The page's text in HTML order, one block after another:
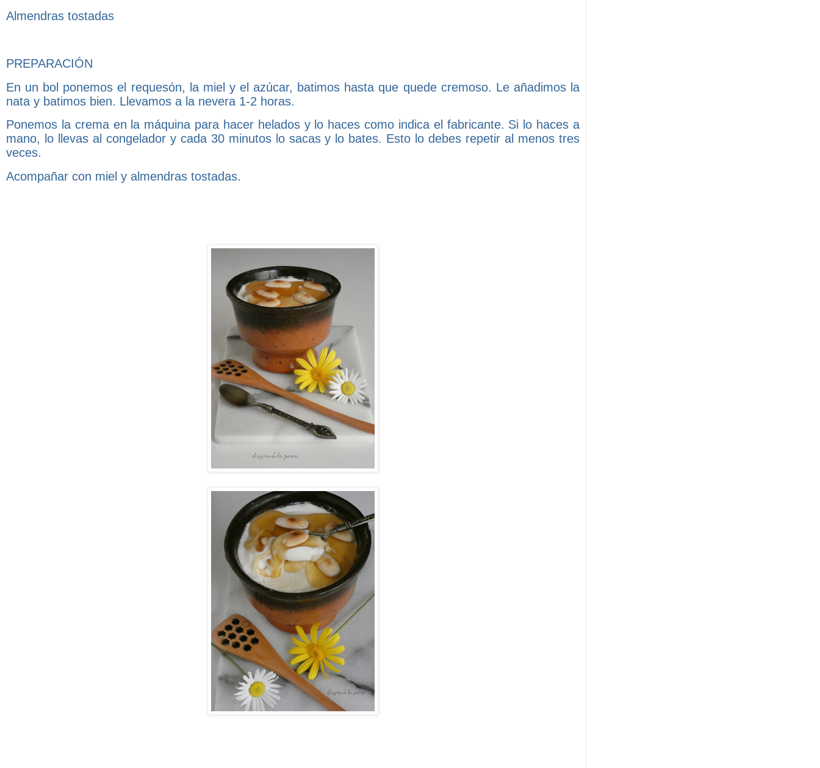
Almendras tostadas
PREPARACIÓN
En un bol ponemos el requesón, la miel y el azúcar, batimos hasta que quede cremoso. Le añadimos la
nata y batimos bien. Llevamos a la nevera 1-2 horas.
Ponemos la crema en la máquina para hacer helados y lo haces como indica el fabricante. Si lo haces a
mano, lo llevas al congelador y cada 30 minutos lo sacas y lo bates. Esto lo debes repetir al menos tres
veces.
Acompañar con miel y almendras tostadas.